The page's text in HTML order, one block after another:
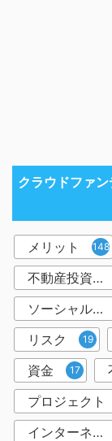
クラウドファ
メリット 148
不動産投資型クラウドファンディング
ソーシャルレンディング
リスク 19
資金 17
プロジェクト
インターネット